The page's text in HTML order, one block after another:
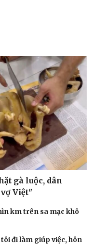
gà luộc, dân
Việt"
km trên sa mạc khô
đi làm giúp việc, hôn